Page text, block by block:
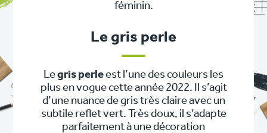
féminin.
Le gris perle
Legris perleest l’une des couleurs les
plus en vogue cette année 2022. Il s’agit
d’une nuance de gris très claire avec un
subtile reflet vert. Très doux, il s’adapte
parfaitement à une décoration